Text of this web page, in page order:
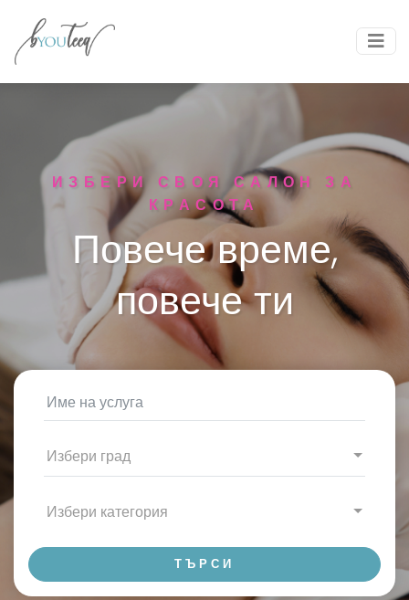
ИЗБЕРИ СВОЯ САЛОН ЗА
КРАСОТА
Повече време,
повече ти
Избери град
Избери категория
ТЪРСИ